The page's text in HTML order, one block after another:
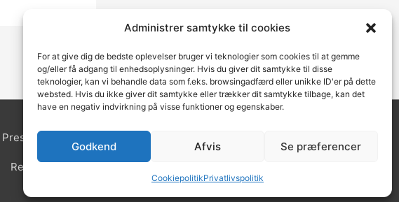
Administrer samtykke til cookies
For at give dig de bedste oplevelser bruger vi teknologier som cookies til at gemme
og/eller få adgang til enhedsoplysninger. Hvis du giver dit samtykke til disse
teknologier, kan vi behandle data som f.eks. browsingadfærd eller unikke ID'er på dette
websted. Hvis du ikke giver dit samtykke eller trækker dit samtykke tilbage, kan det
have en negativ indvirkning på visse funktioner og egenskaber.
Godkend Afvis Se præferencer
CookiepolitikPrivatlivspolitik
Pressemeddelelse.dk | Teknisk support
Restaurants in Norway